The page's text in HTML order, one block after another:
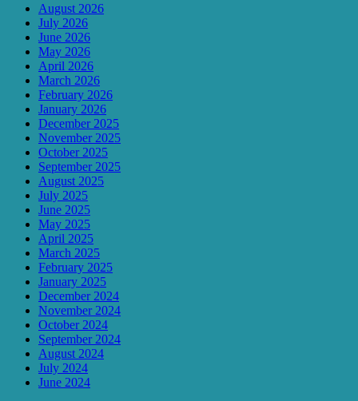
August 2026
July 2026
June 2026
May 2026
April 2026
March 2026
February 2026
January 2026
December 2025
November 2025
October 2025
September 2025
August 2025
July 2025
June 2025
May 2025
April 2025
March 2025
February 2025
January 2025
December 2024
November 2024
October 2024
September 2024
August 2024
July 2024
June 2024